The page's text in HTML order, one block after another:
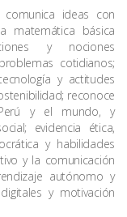
ideas con
matemática básica
y nociones
cotidianos;
y actitudes
reconoce
y el mundo, y
evidencia ética,
y habilidades
y la comunicación
autónomo y
y motivación